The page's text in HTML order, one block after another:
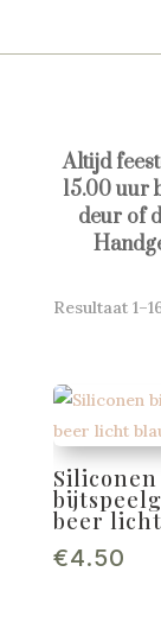
Altijd
15.00 uur
deur of
Resultaat
Siliconen
beer
€4.50